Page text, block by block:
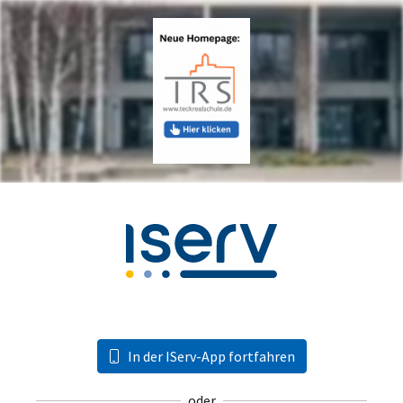
In der IServ-App fortfahren